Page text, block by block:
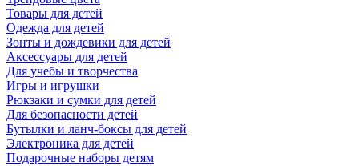
Товары для детей
Одежда для детей
Зонты и дождевики для детей
Аксессуары для детей
Для учебы и творчества
Игры и игрушки
Рюкзаки и сумки для детей
Для безопасности детей
Бутылки и ланч-боксы для детей
Электроника для детей
Подарочные наборы детям